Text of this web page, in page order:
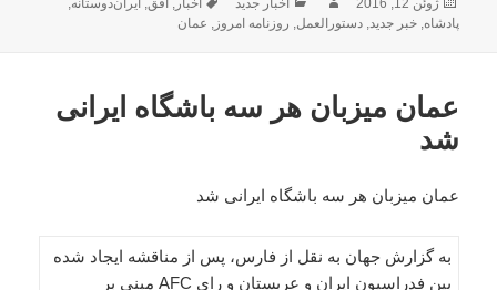
شده
ژوئن 12, 2016 اخبار جدید اخبار, افق, ایران‌دوستانه,
پادشاه,خبر جدید,دستورالعمل, روزنامه امروز, عمان
عمان میزبان هر سه باشگاه ایرانی
شد
عمان میزبان هر سه باشگاه ایرانی شد
به گزارش جهان به نقل از فارس، پس از مناقشه ایجاد شده
بین فدراسیون ایران و عربستان و رای AFC مبنی بر